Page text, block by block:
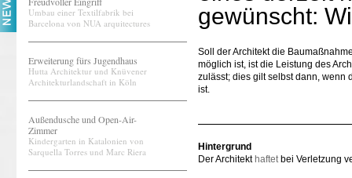
Umbau einer Textilfabrik bei
Barcelona von NUA arquitectures
Erweiterung fürs Jugendhaus
Hutta Architektur und Knüvener
Architekturlandschaft in Köln
Außendusche und Open-Air-
Zimmer
Kindergarten in Katalonien von
Sarquella Torres und Marc Riera
gewünscht:
Soll der Architekt die
möglich ist, ist die Leistung des
zulässt; dies gilt selbst dann, wenn
ist.
Hintergrund
Der Architekt haftetbei Verletzung